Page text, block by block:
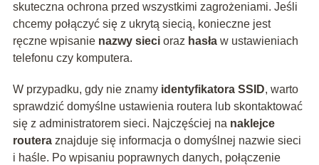
skuteczna ochrona przed wszystkimi zagrożeniami. Jeśli
chcemy połączyć się z ukrytą siecią, konieczne jest
ręczne wpisanie nazwy siecioraz hasław ustawieniach
telefonu czy komputera.
W przypadku, gdy nie znamy identyfikatora SSID, warto
sprawdzić domyślne ustawienia routera lub skontaktować
się z administratorem sieci. Najczęściej na naklejce
routeraznajduje się informacja o domyślnej nazwie sieci
i haśle. Po wpisaniu poprawnych danych, połączenie